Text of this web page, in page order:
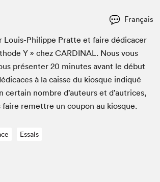
Français
Louis-Philippe Prat­te et faire dédi­cac­er
Y » chezCAR­DI­NAL. Nous vous
présen­ter20 min­utes avant le début
à la caisse du kiosque indiqué
cer­tain nom­bre d’auteurs et d’autrices,
faire remet­tre un coupon au kiosque.
Essais